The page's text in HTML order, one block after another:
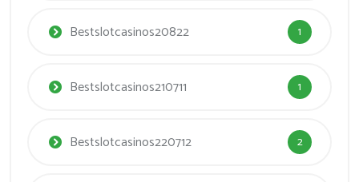
Bestslotcasinos20822 1
Bestslotcasinos210711 1
Bestslotcasinos220712 2